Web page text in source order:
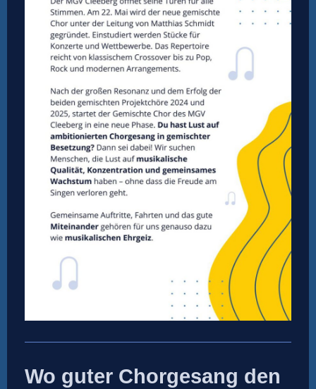
Wo guter Chorgesang den